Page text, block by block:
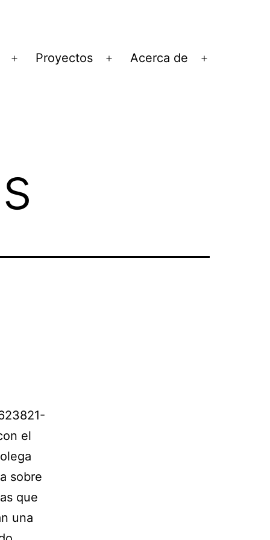
Abrir
Proyectos
Abrir
Acerca de
el
sobre
que
una